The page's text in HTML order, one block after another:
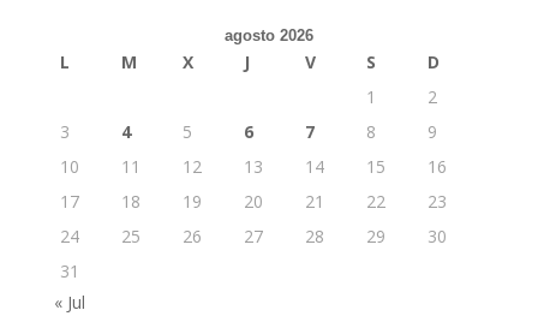
agosto 2026
L M X J V S
D
1
2
3
4 5 6 7 8
9
10
11 12 13 14 15
16
17
18 19 20 21 22
23
24
25 26 27 28 29
30
31
« Jul